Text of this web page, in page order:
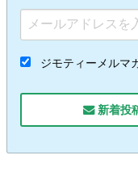
ジモティーメルマ
新着投